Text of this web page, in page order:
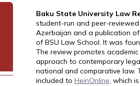
Baku State University Law
student-run and peer-
Azerbaijan and a publication
of BSU Law School. It was
The review promotes
approach to contemporary
national and comparative law.
included to HeinOnline , which